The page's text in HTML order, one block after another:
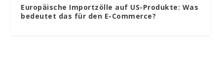
Europäische Importzölle auf US-Produkte: Was
bedeutet das für den E-Commerce?